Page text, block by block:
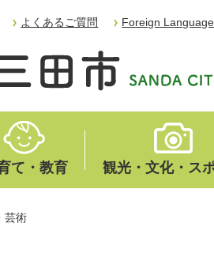
よくあるご質問 Foreign Language
て・教育 観光・文化・ス
芸術